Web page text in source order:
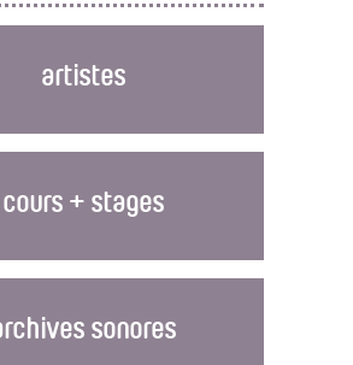
artistes
cours + stages
sonores